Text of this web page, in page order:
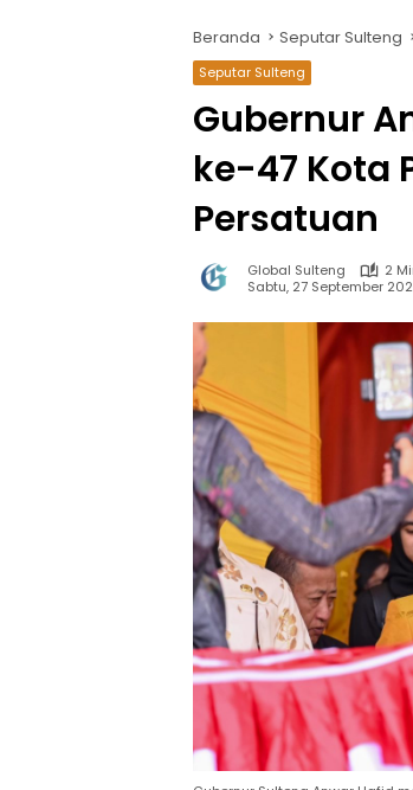
Beranda Seputar Sulteng
Seputar Sulteng
Gubernur
ke-47 Kota
Persatuan
Global Sulteng
2
Sabtu, 27 September